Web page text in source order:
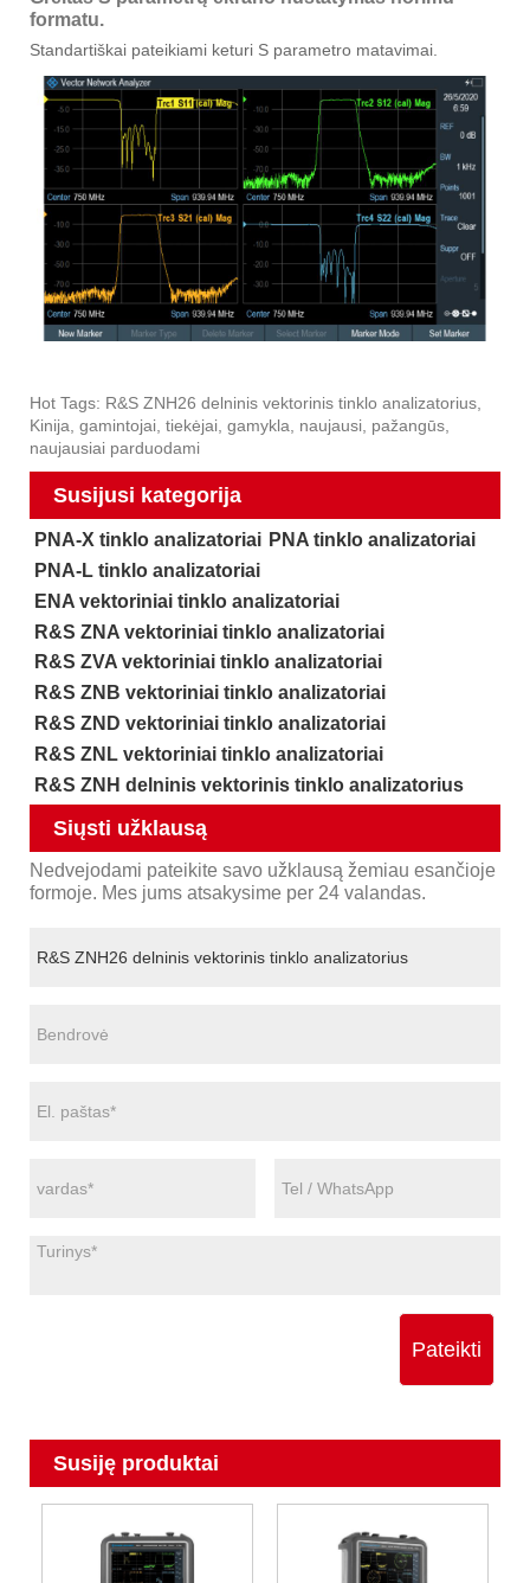
formatu.
Standartiškai pateikiami keturi S parametro matavimai.
Hot Tags: R&S ZNH26 delninis vektorinis tinklo analizatorius,
Kinija, gamintojai, tiekėjai, gamykla, naujausi, pažangūs,
naujausiai parduodami
Susijusi kategorija
PNA-X tinklo analizatoriai PNA tinklo analizatoriai
PNA-L tinklo analizatoriai
ENA vektoriniai tinklo analizatoriai
R&S ZNA vektoriniai tinklo analizatoriai
R&S ZVA vektoriniai tinklo analizatoriai
R&S ZNB vektoriniai tinklo analizatoriai
R&S ZND vektoriniai tinklo analizatoriai
R&S ZNL vektoriniai tinklo analizatoriai
R&S ZNH delninis vektorinis tinklo analizatorius
Siųsti užklausą
Nedvejodami pateikite savo užklausą žemiau esančioje
formoje. Mes jums atsakysime per 24 valandas.
Pateikti
Susiję produktai